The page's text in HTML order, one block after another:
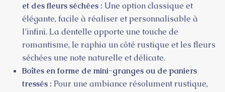
et des fleurs séchées : Une option classique et
élégante, facile à réaliser et personnalisable à
l’infini. La dentelle apporte une touche de
romantisme, le raphia un côté rustique et les fleurs
séchées une note naturelle et délicate.
Boîtes en forme de mini-granges ou de paniers
tressés : Pour une ambiance résolument rustique,